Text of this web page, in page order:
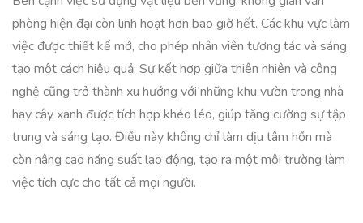
phòng hiện đại còn linh hoạt hơn bao giờ hết. Các khu vực làm
việc được thiết kế mở, cho phép nhân viên tương tác và sáng
tạo một cách hiệu quả. Sự kết hợp giữa thiên nhiên và công
nghệ cũng trở thành xu hướng với những khu vườn trong nhà
hay cây xanh được tích hợp khéo léo, giúp tăng cường sự tập
trung và sáng tạo. Điều này không chỉ làm dịu tâm hồn mà
còn nâng cao năng suất lao động, tạo ra một môi trường làm
việc tích cực cho tất cả mọi người.